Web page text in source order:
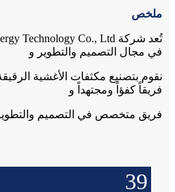
ملخص
في مجال التصميم والتطوير و
نقوم بتصنيع مكثفات الأغشية
فريقاً كفؤاً ومجتهداً و
فريق متخصص في التصميم
39